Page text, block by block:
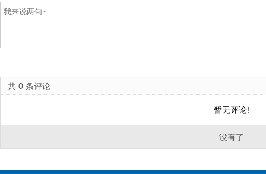
共 0 条评论
暂无评论!
没有了